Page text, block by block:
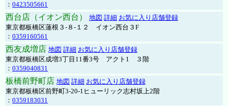
： 0423505661
西台店（イオン西台） 地図 詳細 お気に入り店舗登録
東京都板橋区蓮根３-８-１２ イオン西台３F
： 0359160561
西友成増店 地図 詳細 お気に入り店舗登録
東京都板橋区成増3丁目11番3号 アクト1 ３階
： 0359040831
板橋前野町店 地図 詳細 お気に入り店舗登録
東京都板橋区前野町3-20-1ヒューリック志村坂上2階
： 0359183031